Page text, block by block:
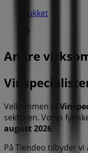
Lukket
Andre
Velkommen til
sektoren. Vores
august 2026.
På Tiendeo tilbyder